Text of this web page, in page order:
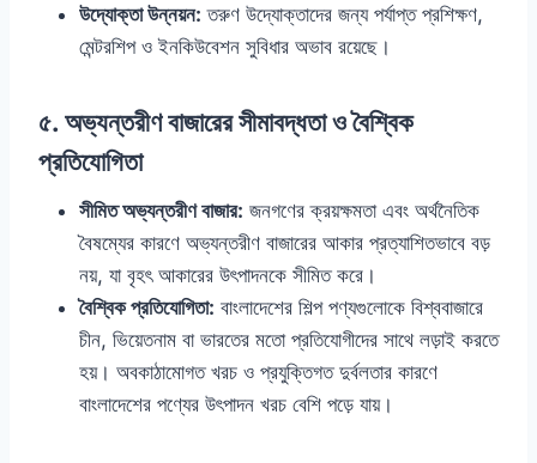
উদ্যোক্তা উন্নয়ন: তরুণ উদ্যোক্তাদের জন্য পর্যাপ্ত প্রশিক্ষণ,
মেন্টরশিপ ও ইনকিউবেশন সুবিধার অভাব রয়েছে।
৫. অভ্যন্তরীণ বাজারের সীমাবদ্ধতা ও বৈশ্বিক
প্রতিযোগিতা
সীমিত অভ্যন্তরীণ বাজার: জনগণের ক্রয়ক্ষমতা এবং অর্থনৈতিক
বৈষম্যের কারণে অভ্যন্তরীণ বাজারের আকার প্রত্যাশিতভাবে বড়
নয়, যা বৃহৎ আকারের উৎপাদনকে সীমিত করে।
বৈশ্বিক প্রতিযোগিতা: বাংলাদেশের শিল্প পণ্যগুলোকে বিশ্ববাজারে
চীন, ভিয়েতনাম বা ভারতের মতো প্রতিযোগীদের সাথে লড়াই করতে
হয়। অবকাঠামোগত খরচ ও প্রযুক্তিগত দুর্বলতার কারণে
বাংলাদেশের পণ্যের উৎপাদন খরচ বেশি পড়ে যায়।